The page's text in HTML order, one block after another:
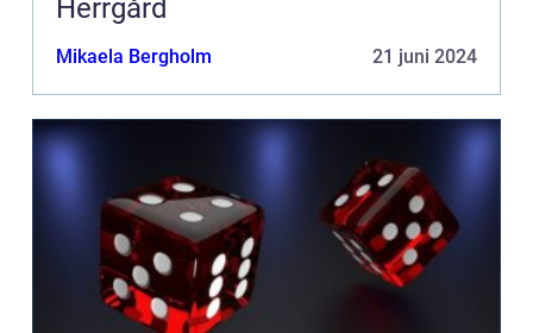
Herrgård
Mikaela Bergholm 21 juni 2024